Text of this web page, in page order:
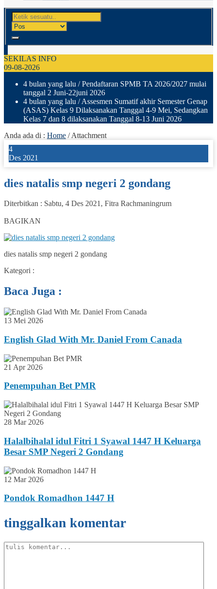
SEKILAS INFO
09-08-2026
4 bulan yang lalu / Pendaftaran SPMB TA 2026/2027 mulai
tanggal 2 Juni-22juni 2026
4 bulan yang lalu / Assesmen Sumatif akhir Semester Genap
(ASAS) Kelas 9 Dilaksanakan Tanggal 4-9 Mei, Sedangkan
Kelas 7 dan 8 dilaksanakan Tanggal 8-13 Juni 2026
Anda ada di : Home / Attachment
4
Des 2021
dies natalis smp negeri 2 gondang
Diterbitkan : Sabtu, 4 Des 2021, Fitra Rachmaningrum
BAGIKAN
dies natalis smp negeri 2 gondang
Kategori :
Baca Juga :
13 Mei 2026
English Glad With Mr. Daniel From Canada
21 Apr 2026
Penempuhan Bet PMR
28 Mar 2026
Halalbihalal idul Fitri 1 Syawal 1447 H Keluarga
Besar SMP Negeri 2 Gondang
12 Mar 2026
Pondok Romadhon 1447 H
tinggalkan komentar